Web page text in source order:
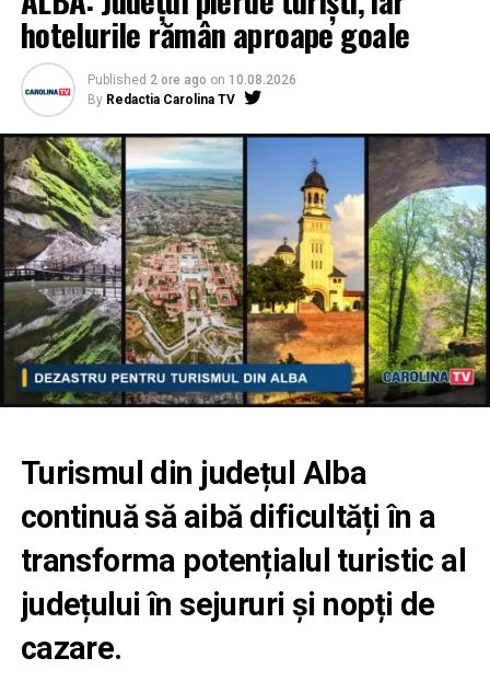
hotelurile rămân aproape goale
Published 2 ore ago on 10.08.2026
By Redactia Carolina TV
Turismul din județul Alba
continuă să aibă dificultăți în a
transforma potențialul turistic al
județului în sejururi și nopți de
cazare.